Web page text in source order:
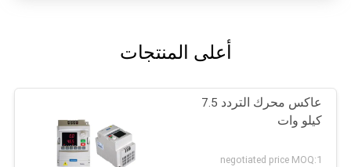
أعلى المنتجات
عاكس محرك التردد 7.5
كيلو وات
negotiated price MOQ:1